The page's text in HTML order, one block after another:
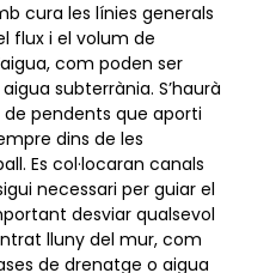
cura les línies generals
flux i el volum de
com poden ser
subterrània. S’haurà
pendents que aporti
dins de les
Es col·locaran canals
necessari per guiar el
desviar qualsevol
lluny del mur, com
de drenatge o aigua